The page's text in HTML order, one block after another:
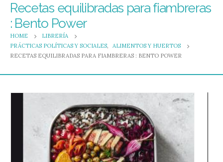
Recetas equilibradas para fiambreras
: Bento Power
HOME
LIBRERÍA
PRÁCTICAS POLÍTICAS Y SOCIALES,
ALIMENTOS Y HUERTOS
RECETAS EQUILIBRADAS PARA FIAMBRERAS : BENTO POWER